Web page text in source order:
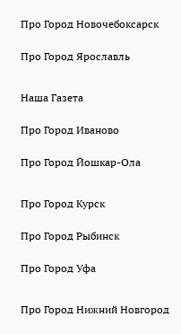
Про Город Новочебоксарск
Про Город Ярославль
Наша Газета
Про Город Иваново
Про Город Йошкар-Ола
Про Город Курск
Про Город Рыбинск
Про Город Уфа
Про Город Нижний Новгород